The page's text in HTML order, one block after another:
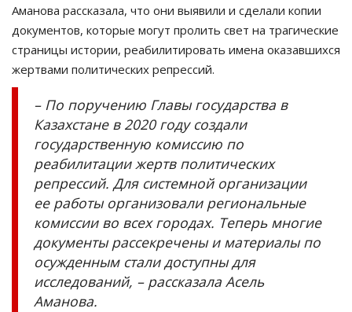
Аманова рассказала, что они выявили и сделали копии
документов, которые могут пролить свет на трагические
страницы истории, реабилитировать имена оказавшихся
жертвами политических репрессий.
– По поручению Главы государства в
Казахстане в 2020 году создали
государственную комиссию по
реабилитации жертв политических
репрессий. Для системной организации
ее работы организовали региональные
комиссии во всех городах. Теперь многие
документы рассекречены и материалы по
осужденным стали доступны для
исследований, – рассказала Асель
Аманова.